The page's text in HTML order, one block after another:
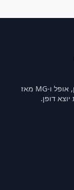
השותף המהימן שלכם לחלקי חילוף פיג'ו, סיטרואן, אופל ו-MG מאז